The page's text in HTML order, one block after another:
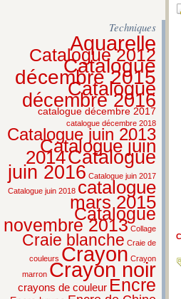
Techniques
Aquarelle
Catalogue 2012
Catalogue
décembre 2015
Catalogue
décembre 2016
catalogue décembre 2017
catalogue décembre 2018
Catalogue juin 2013
Catalogue juin
2014Catalogue
juin 2016 Catalogue juin 2017
Catalogue juin 2018 catalogue
mars 2015
Catalogue
novembre 2013 Collage
Craie blanche Craie de
couleurs Crayon Crayon
marron Crayon noir
crayons de couleur Encre